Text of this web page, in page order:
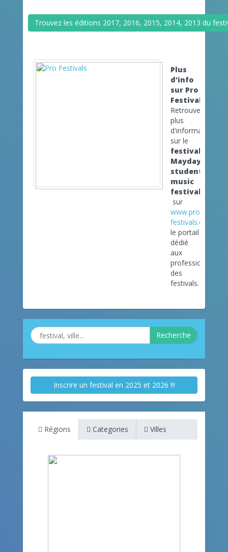
Trouvez les éditions 2017, 2016, 2015, 2014, 2013 du
Plus
d'info
sur Pro
Festivals
Retrouvez
plus
d'informations
sur le
festival
Mayday
student
music
festival
sur
www.pro-
festivals.com
le portail
dédié
aux
professionnels
des
festivals.
Recherche
Inscrire un festival en 2025 et 2026 !!!
Régions Categories Villes